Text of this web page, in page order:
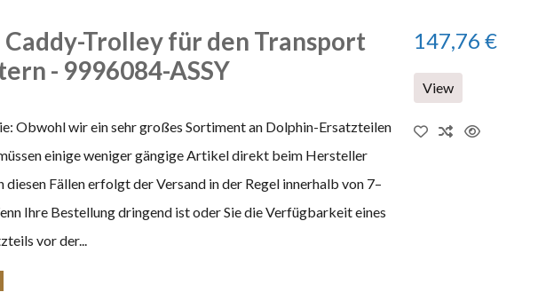
Trolley für den Transport
- 9996084-ASSY
Obwohl wir ein sehr großes Sortiment an Dolphin-Ersatzteilen
einige weniger gängige Artikel direkt beim Hersteller
diesen Fällen erfolgt der Versand in der Regel innerhalb von 7–
Ihre Bestellung dringend ist oder Sie die Verfügbarkeit eines
vor der...
147,76 €
View